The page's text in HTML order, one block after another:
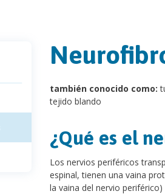
también conocido como:
tejido blando
¿Qué es el
Los nervios periféricos
espinal, tienen una vaina
la vaina del nervio